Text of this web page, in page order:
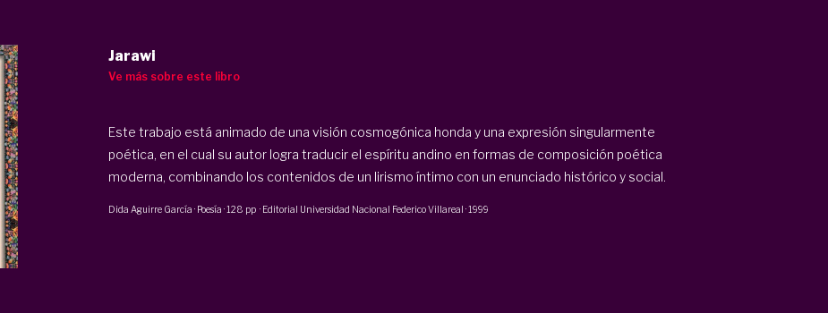
Jarawi
Ve más sobre este libro
Este trabajo está animado de una visión cosmogónica honda y una expresión singularmente
poética, en el cual su autor logra traducir el espíritu andino en formas de composición poética
moderna, combinando los contenidos de un lirismo íntimo con un enunciado histórico y social.
Dida Aguirre García · Poesía ·128 pp· Editorial Universidad Nacional Federico Villareal ·1999